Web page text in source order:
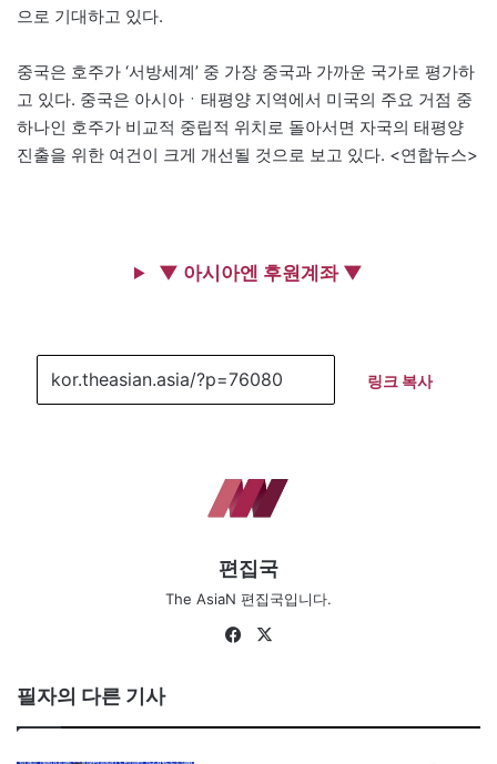
으로 기대하고 있다.
중국은 호주가 ‘서방세계’ 중 가장 중국과 가까운 국가로 평가하
고 있다. 중국은 아시아ㆍ태평양 지역에서 미국의 주요 거점 중
하나인 호주가 비교적 중립적 위치로 돌아서면 자국의 태평양
진출을 위한 여건이 크게 개선될 것으로 보고 있다. <연합뉴스>
▼ 아시아엔 후원계좌 ▼
링크 복사
편집국
The AsiaN 편집국입니다.
Fa
필자의 다른 기사